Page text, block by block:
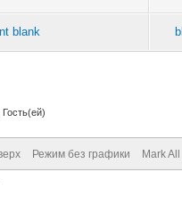
blank
Режим без графики Mark